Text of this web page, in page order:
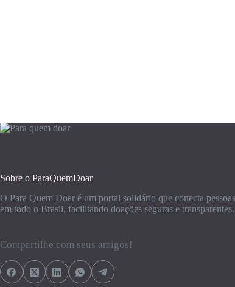
Sobre o ParaQuemDoar
O Para Quem Doar é um portal solidário que conecta
em todo o Brasil, facilitando doações seguras e transparentes.
Compartilhe com seus amigos!